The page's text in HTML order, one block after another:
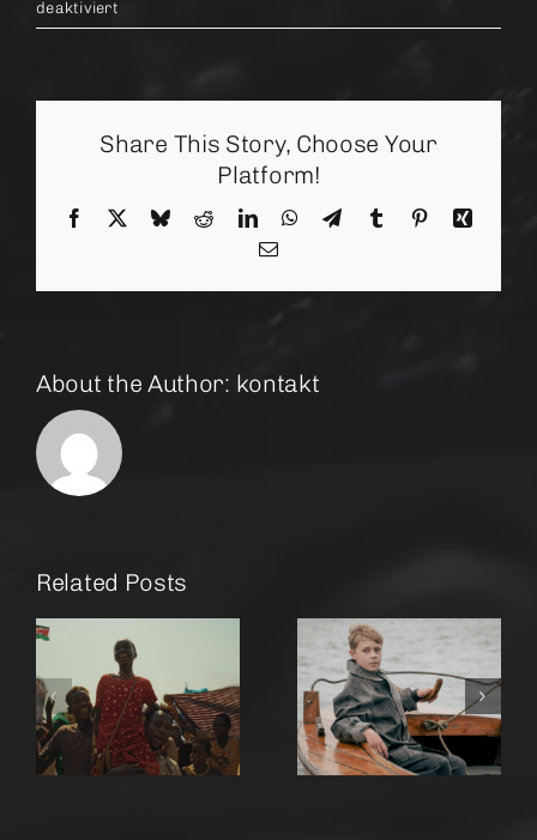
deaktiviertfür
Abteil
Share This Story, Choose Your
Platform!
Facebook BlueskyRedditLinkedInWhatsApp
TelegramTumblr PinterestXing
Email
About the Author: kontakt
Related Posts
Amrum Rose